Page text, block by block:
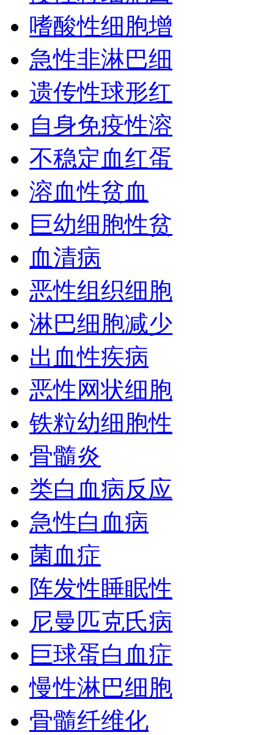
嗜酸性细胞增
急性非淋巴细
遗传性球形红
自身免疫性溶
不稳定血红蛋
溶血性贫血
巨幼细胞性贫
血清病
恶性组织细胞
淋巴细胞减少
出血性疾病
恶性网状细胞
铁粒幼细胞性
骨髓炎
类白血病反应
急性白血病
菌血症
阵发性睡眠性
尼曼匹克氏病
巨球蛋白血症
慢性淋巴细胞
骨髓纤维化